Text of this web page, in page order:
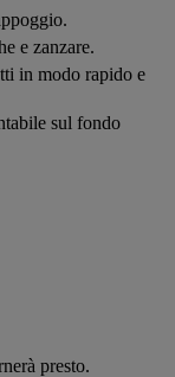
e zanzare.
in modo rapido e
sul fondo
presto.